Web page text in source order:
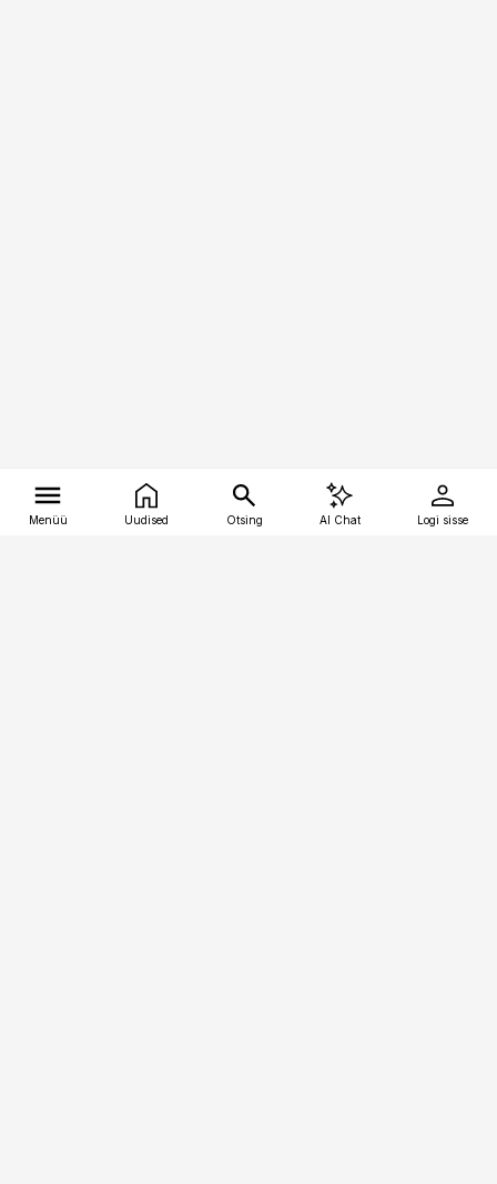
Menüü Uudised Otsing AI Chat Logi sisse